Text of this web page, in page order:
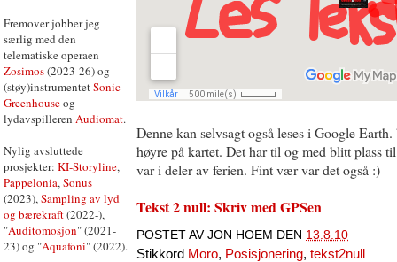
Fremover jobber jeg
særlig med den
telematiske operaen
Zosimos(2023-26) og
(støy)instrumentetSonic
Greenhouseog
lydavspilleren Audiomat.
Nylig avsluttede
prosjekter: KI-Storyline,
Pappelonia,Sonus
(2023),Sampling av lyd
og bærekraft(2022-),
"Auditomosjon" (2021-
23) og "Aquafoni" (2022).
Denne kan selvsagt også leses i Google
høyre på kartet. Det har til og med blitt plass
var i deler av ferien. Fint vær var det også :)
Tekst 2 null: Skriv med GPSen
POSTET AV JON HOEM DEN 13.8.10
Stikkord Moro, Posisjonering, tekst2null